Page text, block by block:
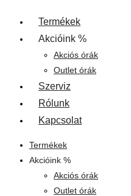
Termékek
Akcióink %
Akciós órák
Outlet órák
Szerviz
Rólunk
Kapcsolat
Termékek
Akcióink %
Akciós órák
Outlet órák